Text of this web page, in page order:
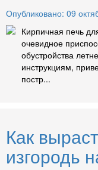
Опубликовано: 09
Кирпичная печь
очевидное
обустройства
инструкциям,
постр...
Как
изгородь